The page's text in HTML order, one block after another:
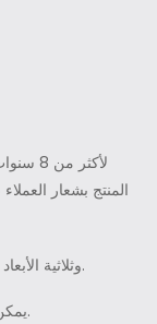
المنتج بشعار
توفير رسومات تصميم CAD وثلاثية الأبعاد للمنتجات المخصصة.
يمكن إجراء العينة بواسطة غلاف الطباعة ثلاثي الأبعاد.